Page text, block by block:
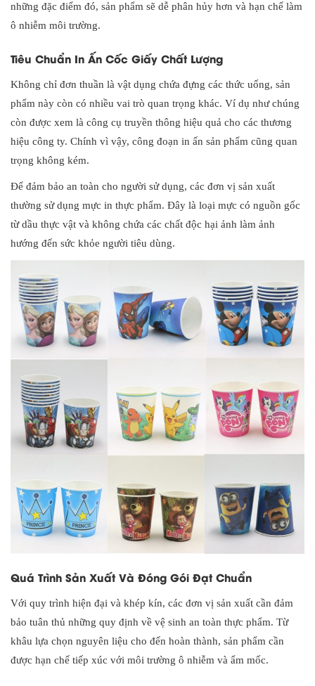
những đặc điểm đó, sản phẩm sẽ dễ phân hủy hơn và hạn chế làm
ô nhiễm môi trường.
Tiêu Chuẩn In Ấn Cốc Giấy Chất Lượng
Không chỉ đơn thuần là vật dụng chứa đựng các thức uống, sản
phẩm này còn có nhiều vai trò quan trọng khác. Ví dụ như chúng
còn được xem là công cụ truyền thông hiệu quả cho các thương
hiệu công ty. Chính vì vậy, công đoạn in ấn sản phẩm cũng quan
trọng không kém.
Để đảm bảo an toàn cho người sử dụng, các đơn vị sản xuất
thường sử dụng mực in thực phẩm. Đây là loại mực có nguồn gốc
từ dầu thực vật và không chứa các chất độc hại ảnh làm ảnh
hướng đến sức khỏe người tiêu dùng.
Quá Trình Sản Xuất Và Đóng Gói Đạt Chuẩn
Với quy trình hiện đại và khép kín, các đơn vị sản xuất cần đảm
bảo tuân thủ những quy định về vệ sinh an toàn thực phẩm. Từ
khâu lựa chọn nguyên liệu cho đến hoàn thành, sản phẩm cần
được hạn chế tiếp xúc với môi trường ô nhiễm và ẩm mốc.